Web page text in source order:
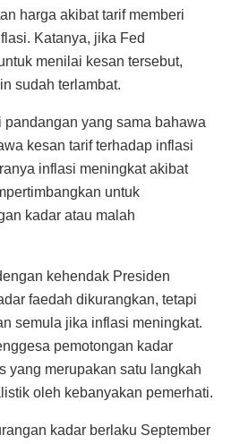
harga akibat tarif memberi
Katanya, jika Fed
menilai kesan tersebut,
sudah terlambat.
pandangan yang sama bahawa
kesan tarif terhadap inflasi
inflasi meningkat akibat
untuk
kadar atau malah
kehendak Presiden
faedah dikurangkan, tetapi
semula jika inflasi meningkat.
pemotongan kadar
yang merupakan satu langkah
oleh kebanyakan pemerhati.
kadar berlaku September